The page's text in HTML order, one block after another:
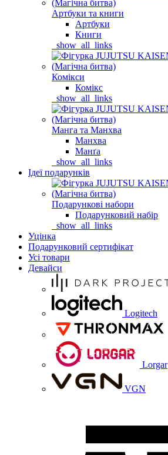
Артбуки та книги
Артбуки
Книги
_show_all_links
Комікси
Комікс
_show_all_links
Манга та Манхва
Манхва
Манґа
_show_all_links
Ідеї подарунків
Подарункові набори
Подарунковий набір
_show_all_links
Уцінка
Подарунковий сертифікат
Усі товари
Девайси
Logitech
Lorgar
VGN